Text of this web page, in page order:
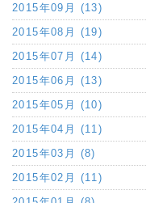
2015年09月 (13)
2015年08月 (19)
2015年07月 (14)
2015年06月 (13)
2015年05月 (10)
2015年04月 (11)
2015年03月 (8)
2015年02月 (11)